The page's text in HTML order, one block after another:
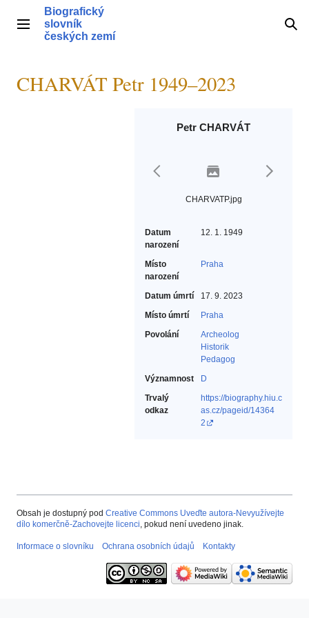
obsahHlavní menu
Biografický
slovník
českých zemí
CHARVÁT Petr 1949–2023
Petr CHARVÁT
CHARVATP.jpg
Datum
narození
12. 1. 1949
Místo
narození
Praha
Datum úmrtí
17. 9. 2023
Místo úmrtí
Praha
Povolání
Archeolog‎
Historik‎
Pedagog‎
Významnost
D
Trvalý
odkaz
https://biography.hiu.c
as.cz/pageid/14364
2
Obsah je dostupný pod Creative Commons Uveďte autora-Nevyužívejte
dílo komerčně-Zachovejte licenci, pokud není uvedeno jinak.
Informace o slovníku Ochrana osobních údajů Kontakty